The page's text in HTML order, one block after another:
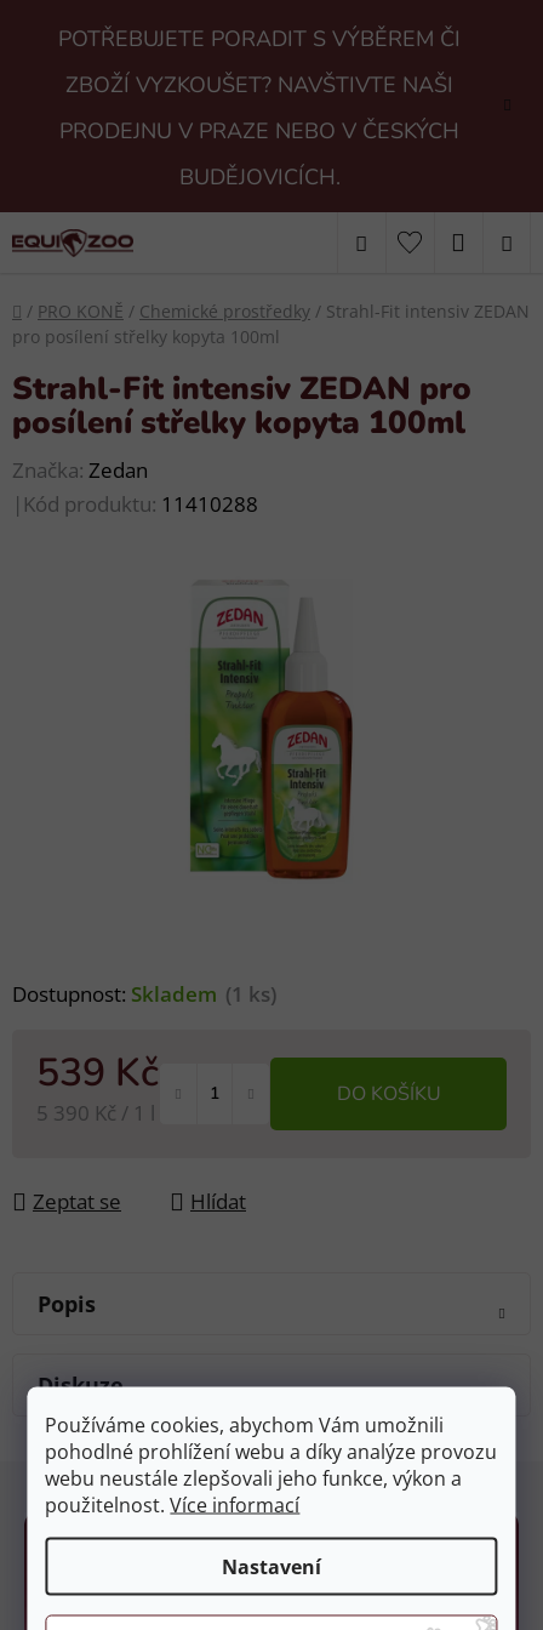
Používáme cookies, abychom Vám umožnili
pohodlné prohlížení webu a díky analýze provozu
webu neustále zlepšovali jeho funkce, výkon a
použitelnost.Více informací
Nastavení
POTŘEBUJETE PORADIT S VÝBĚREM ČI
ZBOŽÍ VYZKOUŠET? NAVŠTIVTE NAŠI
PRODEJNU V PRAZE NEBO V ČESKÝCH
BUDĚJOVICÍCH.
Hledat
KOŠÍK
Domů
/ PRO KONĚ / Chemické prostředky / Strahl-Fit intensiv ZEDAN
pro posílení střelky kopyta 100ml
Dostupnost: Skladem (1 ks)
539 Kč
Měrná cena:
5 390 Kč / 1 l
DO KOŠÍKU
Zeptat se Hlídat
Strahl-Fit intensiv ZEDAN pro
posílení střelky kopyta 100ml
Značka: Zedan
| Kód produktu: 11410288
Popis
Diskuze